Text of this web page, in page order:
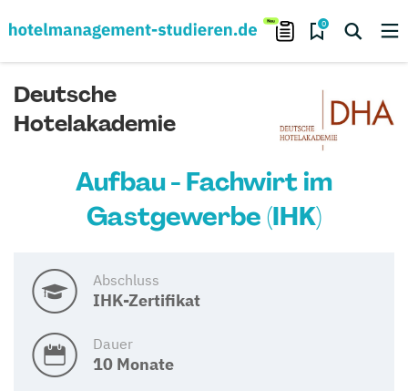
0
Deutsche
Hotelakademie
Aufbau - Fachwirt im
Gastgewerbe (IHK)
Abschluss
IHK-Zertifikat
Dauer
10 Monate